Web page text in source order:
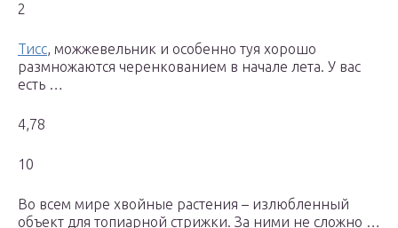
2
Тисс, можжевельник и особенно туя хорошо
размножаются черенкованием в начале лета. У вас
есть …
4,78
10
Во всем мире хвойные растения – излюбленный
объект для топиарной стрижки. За ними не сложно …